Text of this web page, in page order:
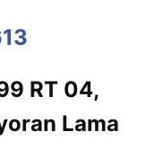
RT 04,
Lama